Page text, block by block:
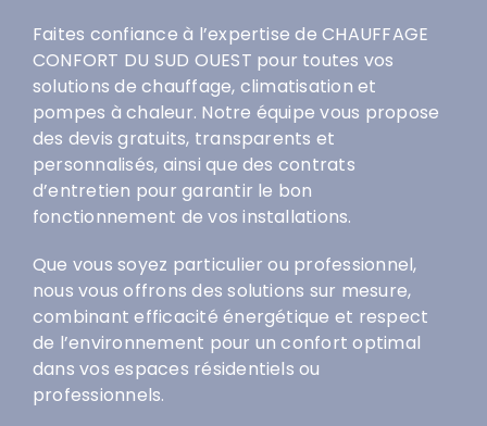
Faites confiance à l’expertise de CHAUFFAGE
CONFORT DU SUD OUEST pour toutes vos
solutions de chauffage, climatisation et
pompes à chaleur. Notre équipe vous propose
des devis gratuits, transparents et
personnalisés, ainsi que des contrats
d’entretien pour garantir le bon
fonctionnement de vos installations.
Que vous soyez particulier ou professionnel,
nous vous offrons des solutions sur mesure,
combinant efficacité énergétique et respect
de l’environnement pour un confort optimal
dans vos espaces résidentiels ou
professionnels.